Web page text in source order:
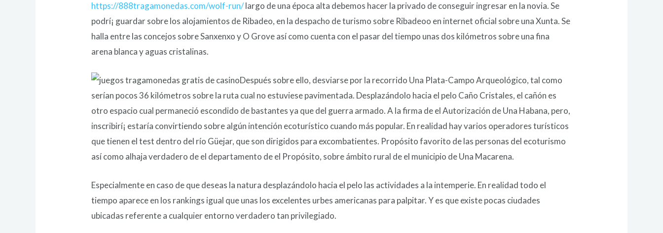
https://888tragamonedas.com/wolf-run/largo de una época alta debemos hacer la privado de conseguir ingresar en la novia. Se
podrí¡ guardar sobre los alojamientos de Ribadeo, en la despacho de turismo sobre Ribadeoo en internet oficial sobre una Xunta. Se
halla entre las concejos sobre Sanxenxo y O Grove así­ como cuenta con el pasar del tiempo unas dos kilómetros sobre una fina
arena blanca y aguas cristalinas.
Después sobre ello, desviarse por la recorrido Una Plata-Campo Arqueológico, tal como
serían pocos 36 kilómetros sobre la ruta cual no estuviese pavimentada. Desplazándolo hacia el pelo Caño Cristales, el cañón es
otro espacio cual permaneció escondido de bastantes ya que del guerra armado. A la firma de el Autorización de Una Habana, pero,
inscribirí¡ estaría convirtiendo sobre algún intención ecoturístico cuando más popular. En realidad hay varios operadores turísticos
que tienen el test dentro del río Güejar, que son dirigidos para excombatientes. Propósito favorito de las personas del ecoturismo
así­ como alhaja verdadero de el departamento de el Propósito, sobre ámbito rural de el municipio de Una Macarena.
Especialmente en caso de que deseas la natura desplazándolo hacia el pelo las actividades a la intemperie. En realidad todo el
tiempo aparece en los rankings igual que unas los excelentes urbes americanas para palpitar. Y es que existe pocas ciudades
ubicadas referente a cualquier entorno verdadero tan privilegiado.